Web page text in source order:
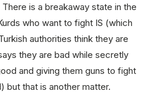
is a breakaway state in the
who want to fight IS (which
authorities think they are
they are bad while secretly
and giving them guns to fight
but that is another matter.